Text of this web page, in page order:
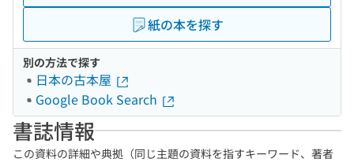
紙の本を探す
別の方法で探す
日本の古本屋
Google Book Search
書誌情報
この資料の詳細や典拠（同じ主題の資料を指すキーワード、著者